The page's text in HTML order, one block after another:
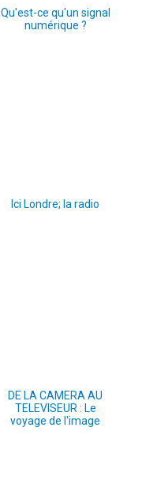
Qu'est-ce qu'un signal
numérique ?
Ici Londre; la radio
DE LA CAMERA AU
TELEVISEUR : Le
voyage de l'image